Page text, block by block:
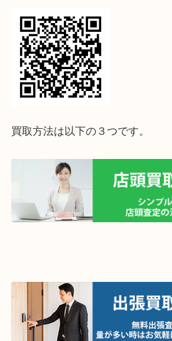
↓パソコンでご覧頂いている方
って下さい↓